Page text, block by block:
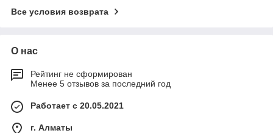
Все условия возврата
О нас
Рейтинг не сформирован
Менее 5 отзывов за последний год
Работает с 20.05.2021
г. Алматы